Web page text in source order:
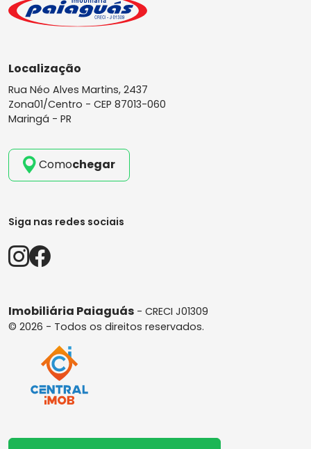
Localização
Rua Néo Alves Martins, 2437
Zona01/Centro - CEP 87013-060
Maringá - PR
Comochegar
Siga nas redes sociais
Imobiliária Paiaguás - CRECI J01309
© 2026 - Todos os direitos reservados.